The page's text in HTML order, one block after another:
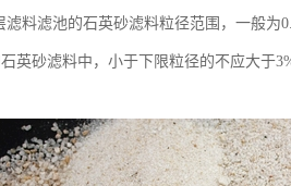
滤料滤池的石英砂滤料粒径范围，一般
英砂滤料中，小于下限粒径的不应大于